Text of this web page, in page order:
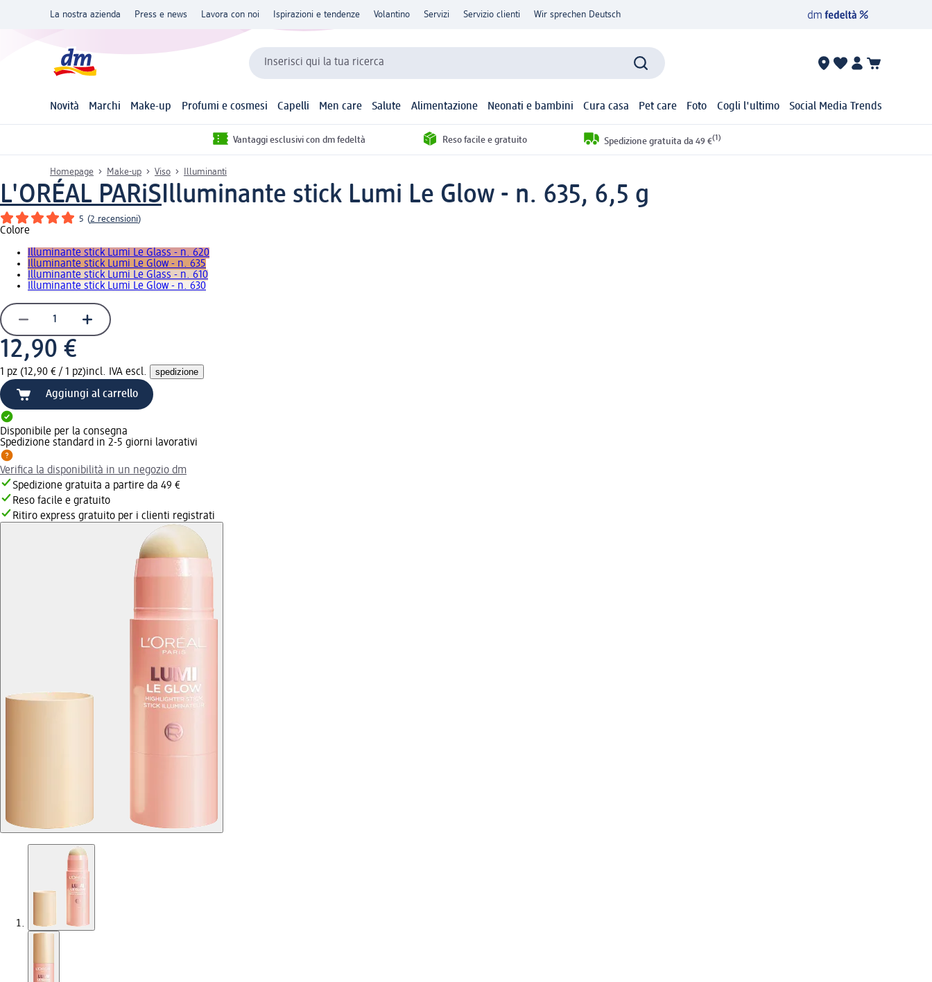
La nostra azienda Press e news Lavora con noi Ispirazioni e tendenze Volantino Servizi Servizio clienti Wir sprechen Deutsch
Inserisci qui la tua ricerca
Novità Marchi Make-up Profumi e cosmesi Capelli Men care Salute Alimentazione Neonati e bambini Cura casa Pet care Foto Cogli l'ultimo Social Media Trends
Vantaggi esclusivi con dm fedeltà Reso facile e gratuito Spedizione gratuita da 49 €(1)
Homepage Make-up Viso Illuminanti
L'ORÉAL PARiSIlluminante stick Lumi Le Glow - n. 635, 6,5 g
5 (2 recensioni)
Colore
Illuminante stick Lumi Le Glass - n. 620
Illuminante stick Lumi Le Glow - n. 635
Illuminante stick Lumi Le Glass - n. 610
Illuminante stick Lumi Le Glow - n. 630
12,90 €
1 pz (12,90 € / 1 pz)incl. IVA escl. spedizione
Aggiungi al carrello
Disponibile per la consegna
Spedizione standard in 2-5 giorni lavorativi
Verifica la disponibilità in un negozio dm
Spedizione gratuita a partire da 49 €
Reso facile e gratuito
Ritiro express gratuito per i clienti registrati